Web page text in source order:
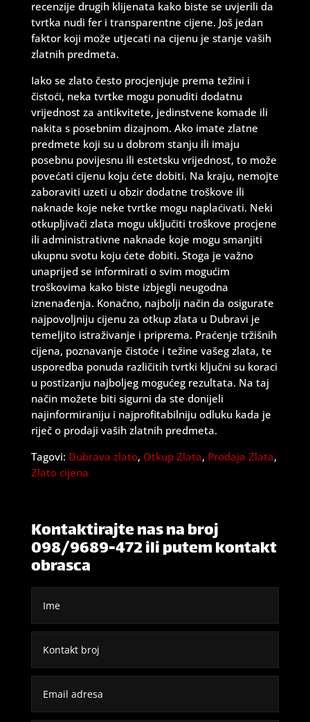
recenzije drugih klijenata kako biste se uvjerili da
tvrtka nudi fer i transparentne cijene. Još jedan
faktor koji može utjecati na cijenu je stanje vaših
zlatnih predmeta.
Iako se zlato često procjenjuje prema težini i
čistoći, neka tvrtke mogu ponuditi dodatnu
vrijednost za antikvitete, jedinstvene komade ili
nakita s posebnim dizajnom. Ako imate zlatne
predmete koji su u dobrom stanju ili imaju
posebnu povijesnu ili estetsku vrijednost, to može
povećati cijenu koju ćete dobiti. Na kraju, nemojte
zaboraviti uzeti u obzir dodatne troškove ili
naknade koje neke tvrtke mogu naplaćivati. Neki
otkupljivači zlata mogu uključiti troškove procjene
ili administrativne naknade koje mogu smanjiti
ukupnu svotu koju ćete dobiti. Stoga je važno
unaprijed se informirati o svim mogućim
troškovima kako biste izbjegli neugodna
iznenađenja. Konačno, najbolji način da osigurate
najpovoljniju cijenu za otkup zlata u Dubravi je
temeljito istraživanje i priprema. Praćenje tržišnih
cijena, poznavanje čistoće i težine vašeg zlata, te
usporedba ponuda različitih tvrtki ključni su koraci
u postizanju najboljeg mogućeg rezultata. Na taj
način možete biti sigurni da ste donijeli
najinformiraniju i najprofitabilniju odluku kada je
riječ o prodaji vaših zlatnih predmeta.
Tagovi: Dubrava zlato, Otkup Zlata, Prodaja Zlata,
Zlato cijena
Kontaktirajte nas na broj
098/9689-472 ili putem kontakt
obrasca